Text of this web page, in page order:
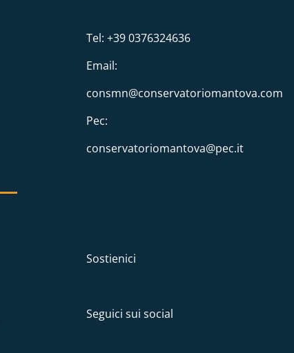
Tel: +39 0376324636
Email:
consmn@conservatoriomantova.com
Pec:
conservatoriomantova@pec.it
Sostienici
Seguici sui social